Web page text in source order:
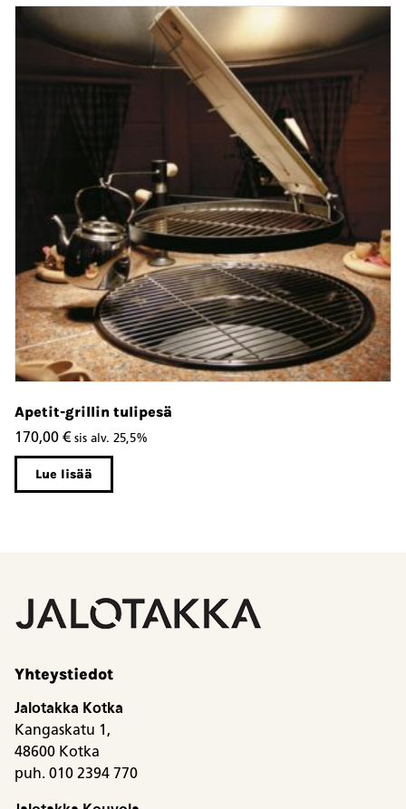
Apetit-grillin tulipesä
170,00 € sis alv. 25,5%
Lue lisää
Yhteystiedot
Jalotakka Kotka
Kangaskatu 1,
48600 Kotka
puh. 010 2394 770